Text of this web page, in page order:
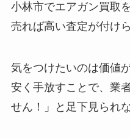
小林市でエアガン買取
売れば高い査定が付け
気をつけたいのは価値
安く手放すことで、業
せん！」と足下見られ